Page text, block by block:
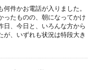
件かお電話が入りました。
ったものの、朝になってかけ
日、今日と、いろんな方から
が、いずれも状況は特段大き